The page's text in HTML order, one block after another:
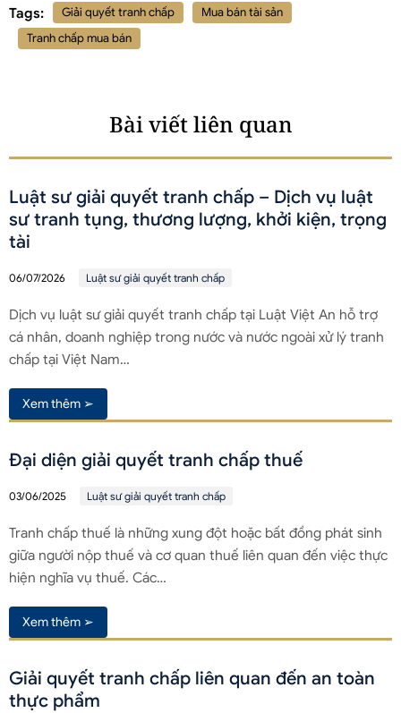
Tags: Giải quyết tranh chấp
Mua bán tài sản
Tranh chấp mua bán
Bài viết liên quan
Luật sư giải quyết tranh chấp – Dịch vụ luật
sư tranh tụng, thương lượng, khởi kiện, trọng
tài
06/07/2026 Luật sư giải quyết tranh chấp
Dịch vụ luật sư giải quyết tranh chấp tại Luật Việt An hỗ trợ
cá nhân, doanh nghiệp trong nước và nước ngoài xử lý tranh
chấp tại Việt Nam…
Xem thêm ➢
Đại diện giải quyết tranh chấp thuế
03/06/2025 Luật sư giải quyết tranh chấp
Tranh chấp thuế là những xung đột hoặc bất đồng phát sinh
giữa người nộp thuế và cơ quan thuế liên quan đến việc thực
hiện nghĩa vụ thuế. Các…
Xem thêm ➢
Giải quyết tranh chấp liên quan đến an toàn
thực phẩm